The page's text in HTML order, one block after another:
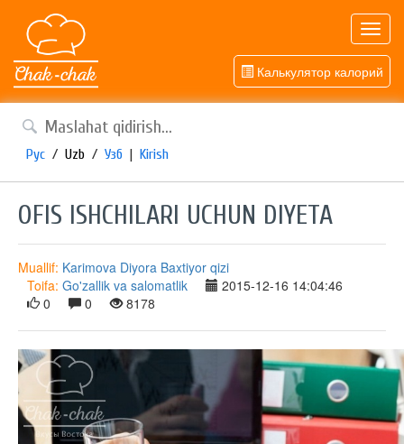
Калькулятор калорий
Рус / Uzb / Узб | Kirish
OFIS ISHCHILARI UCHUN DIYETA
Muallif: Karimova Diyora Baxtiyor qizi
Toifa: Go'zallik va salomatlik
2015-12-16 14:04:46
0
0 8178